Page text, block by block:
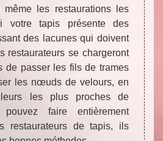
même les restaurations les
votre tapis présente des
des lacunes qui doivent
restaurateurs se chargeront
de passer les fils de trames
les nœuds de velours, en
les plus proches de
pouvez faire entièrement
restaurateurs de tapis, ils